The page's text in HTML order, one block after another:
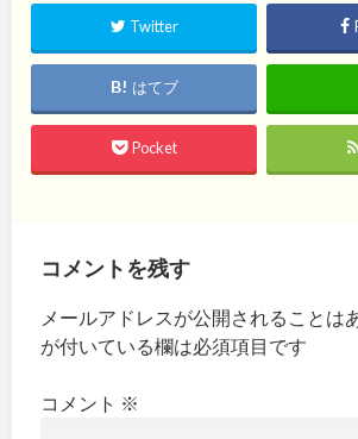
Twitter
はてブ
Pocket
コメントを残す
メールアドレスが公開されることは
が付いている欄は必須項目です
コメント ※